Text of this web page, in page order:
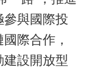
參與國際投
際合作，
建設開放型